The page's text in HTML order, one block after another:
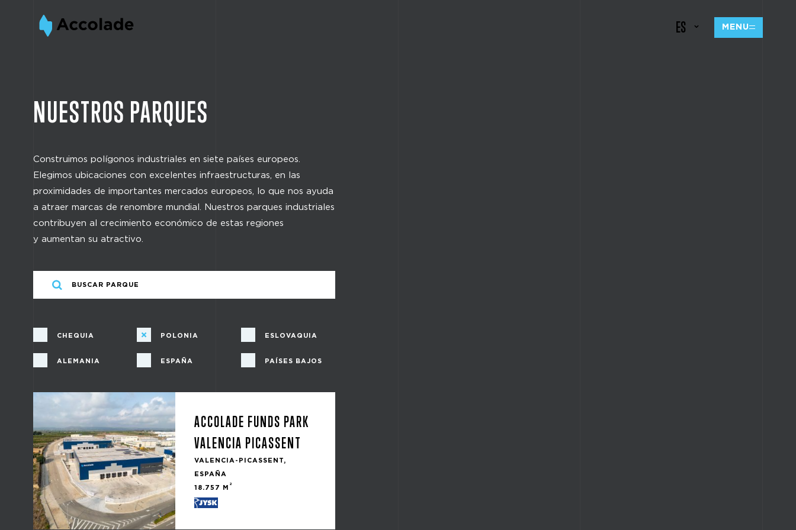
ES MENU
NUESTROS PARQUES
Construimos polígonos industriales en siete países europeos.
Elegimos ubicaciones con excelentes infraestructuras, en las
proximidades de importantes mercados europeos, lo que nos ayuda
a atraer marcas de renombre mundial. Nuestros parques industriales
contribuyen al crecimiento económico de estas regiones
y aumentan su atractivo.
CHEQUIA POLONIA ESLOVAQUIA
ALEMANIA ESPAÑA PAÍSES BAJOS
ACCOLADE FUNDS PARK
VALENCIA PICASSENT
VALENCIA-PICASSENT,
ESPAÑA
18.757 M 2